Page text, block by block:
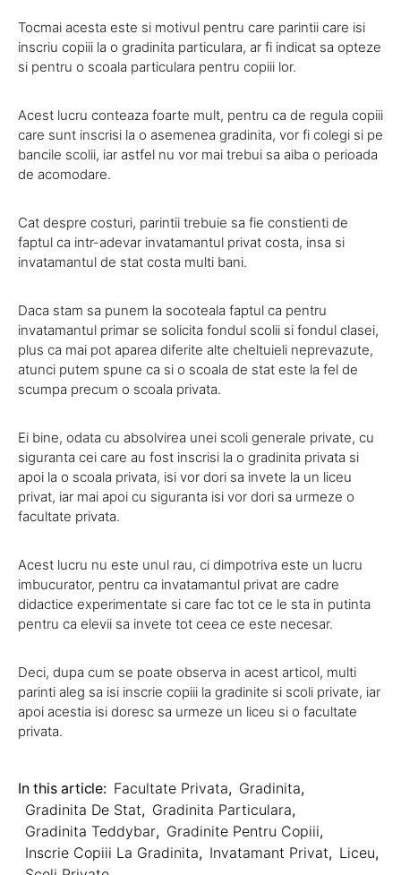
Tocmai acesta este si motivul pentru care parintii care isi
inscriu copiii la o gradinita particulara, ar fi indicat sa opteze
si pentru o scoala particulara pentru copiii lor.
Acest lucru conteaza foarte mult, pentru ca de regula copiii
care sunt inscrisi la o asemenea gradinita, vor fi colegi si pe
bancile scolii, iar astfel nu vor mai trebui sa aiba o perioada
de acomodare.
Cat despre costuri, parintii trebuie sa fie constienti de
faptul ca intr-adevar invatamantul privat costa, insa si
invatamantul de stat costa multi bani.
Daca stam sa punem la socoteala faptul ca pentru
invatamantul primar se solicita fondul scolii si fondul clasei,
plus ca mai pot aparea diferite alte cheltuieli neprevazute,
atunci putem spune ca si o scoala de stat este la fel de
scumpa precum o scoala privata.
Ei bine, odata cu absolvirea unei scoli generale private, cu
siguranta cei care au fost inscrisi la o gradinita privata si
apoi la o scoala privata, isi vor dori sa invete la un liceu
privat, iar mai apoi cu siguranta isi vor dori sa urmeze o
facultate privata.
Acest lucru nu este unul rau, ci dimpotriva este un lucru
imbucurator, pentru ca invatamantul privat are cadre
didactice experimentate si care fac tot ce le sta in putinta
pentru ca elevii sa invete tot ceea ce este necesar.
Deci, dupa cum se poate observa in acest articol, multi
parinti aleg sa isi inscrie copiii la gradinite si scoli private, iar
apoi acestia isi doresc sa urmeze un liceu si o facultate
privata.
In this article: Facultate Privata, Gradinita,
Gradinita De Stat, Gradinita Particulara,
Gradinita Teddybar, Gradinite Pentru Copiii,
Inscrie Copiii La Gradinita, Invatamant Privat, Liceu,